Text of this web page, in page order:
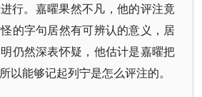
行。嘉曜果然不凡，他的评注竟
的字句居然有可辨认的意义，居
仍然深表怀疑，他估计是嘉曜把
以能够记起列宁是怎么评注的。